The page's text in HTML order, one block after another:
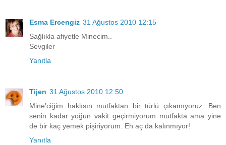
Esma Ercengiz 31 Ağustos 2010 12:15
Sağlıkla afiyetle Minecim..
Sevgiler
Yanıtla
Tijen 31 Ağustos 2010 12:50
Mine'ciğim haklısın mutfaktan bir türlü çıkamıyoruz. Ben
senin kadar yoğun vakit geçirmiyorum mutfakta ama yine
de bir kaç yemek pişiriyorum. Eh aç da kalınmıyor!
Yanıtla